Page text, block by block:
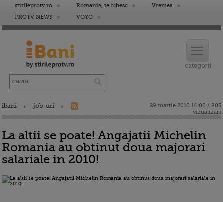
stirileprotv.ro Romania, te iubesc
Vremea
PROTV NEWS
VOYO
ibani job-uri
29 martie 2010 14:00 / 805
vizualizari
La altii se poate! Angajatii Michelin
Romania au obtinut doua majorari
salariale in 2010!